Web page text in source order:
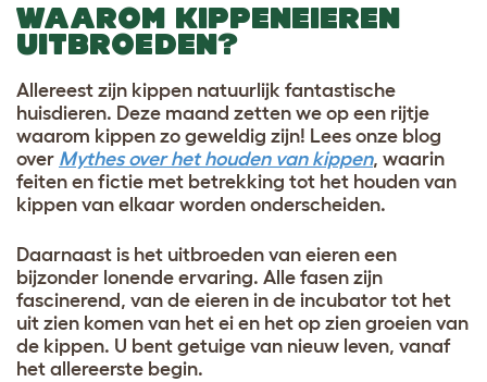
WAAROM KIPPENEIEREN
UITBROEDEN?
Allereest zijn kippen natuurlijk fantastische
huisdieren. Deze maand zetten we op een rijtje
waarom kippen zo geweldig zijn! Lees onze blog
over Mythes over het houden van kippen, waarin
feiten en fictie met betrekking tot het houden van
kippen van elkaar worden onderscheiden.
Daarnaast is het uitbroeden van eieren een
bijzonder lonende ervaring. Alle fasen zijn
fascinerend, van de eieren in de incubator tot het
uit zien komen van het ei en het op zien groeien van
de kippen. U bent getuige van nieuw leven, vanaf
het allereerste begin.